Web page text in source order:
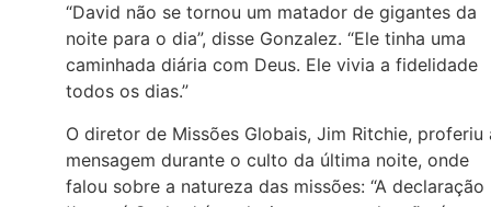
“David não se tornou um matador de gigantes da
noite para o dia”, disse Gonzalez. “Ele tinha uma
caminhada diária com Deus. Ele vivia a fidelidade
todos os dias.”
O diretor de Missões Globais, Jim Ritchie, proferiu
mensagem durante o culto da última noite, onde
falou sobre a natureza das missões: “A declaração